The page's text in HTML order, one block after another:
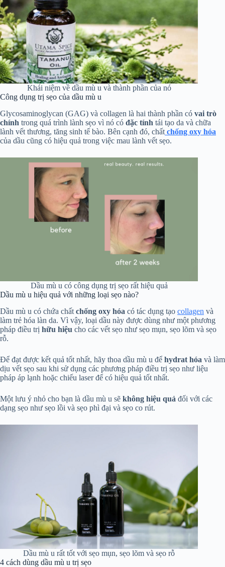
Khái niệm về dầu mù u và thành phần của nó
Công dụng trị sẹo của dầu mù u
Glycosaminoglycan (GAG) và collagen là hai thành phần có vai trò
chính trong quá trình lành sẹo vì nó có đặc tính tái tạo da và chữa
lành vết thương, tăng sinh tế bào. Bên cạnh đó, chất chống oxy hóa
của dầu cũng có hiệu quả trong việc mau lành vết sẹo.
Dầu mù u có công dụng trị sẹo rất hiệu quả
Dầu mù u hiệu quả với những loại sẹo nào?
Dầu mù u có chứa chất chống oxy hóa có tác dụng tạo collagen và
làm trẻ hóa làn da. Vì vậy, loại dầu này được dùng như một phương
pháp điều trị hữu hiệu cho các vết sẹo như sẹo mụn, sẹo lõm và sẹo
rỗ.
Để đạt được kết quả tốt nhất, hãy thoa dầu mù u để hydrat hóa và làm
dịu vết sẹo sau khi sử dụng các phương pháp điều trị sẹo như liệu
pháp áp lạnh hoặc chiếu laser để có hiệu quả tốt nhất.
Một lưu ý nhỏ cho bạn là dầu mù u sẽ không hiệu quả đối với các
dạng sẹo như sẹo lồi và sẹo phì đại và sẹo co rút.
Dầu mù u rất tốt với sẹo mụn, sẹo lõm và sẹo rỗ
4 cách dùng dầu mù u trị sẹo